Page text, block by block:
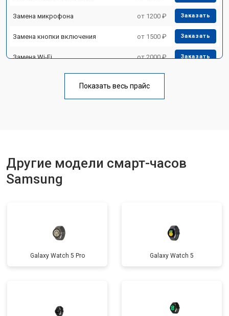
Замена микрофона от 1200 ₽ Заказать
Замена кнопки включения от 1500 ₽ Заказать
Замена Wi-Fi от 2000 ₽ Заказать
Показать весь прайс
Другие модели смарт-часов
Samsung
Galaxy Watch 5 Pro Galaxy Watch 5